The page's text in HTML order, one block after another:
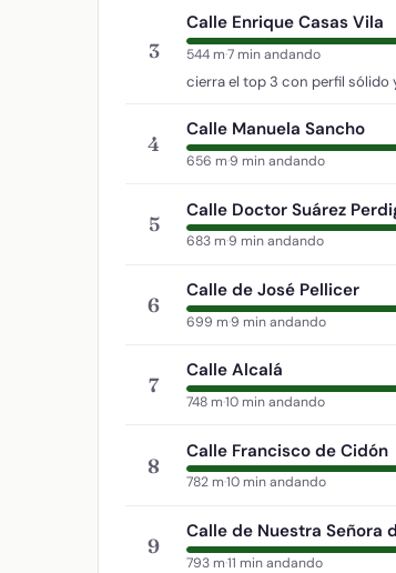
3
Calle Enrique Casas Vila
544 m·7 min andando
cierra el top 3 con perfil sólido
4
Calle Manuela Sancho
656 m·9 min andando
5
Calle Doctor Suárez
683 m·9 min andando
6
Calle de José Pellicer
699 m·9 min andando
7
Calle Alcalá
748 m·10 min andando
8
Calle Francisco de Cidón
782 m·10 min andando
9
Calle de Nuestra Señora
793 m·11 min andando